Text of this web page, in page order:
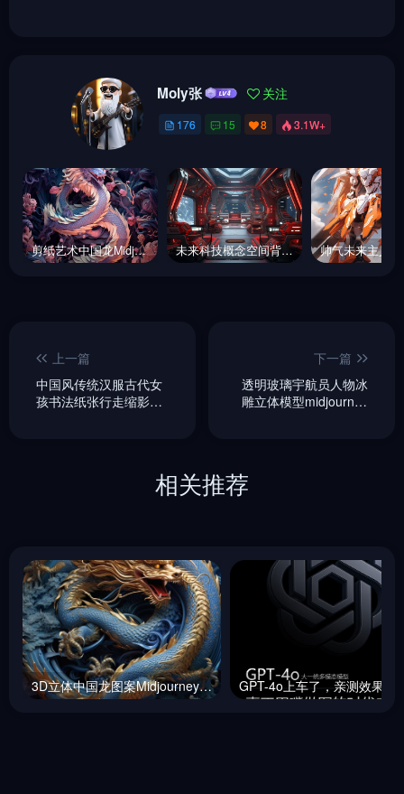
Moly张 关注
176 15 8 3.1W+
剪纸艺术中国龙Midjourney关键词 未来科技概念空间背景Midjourney咒语
上一篇
中国风传统汉服古代女
孩书法纸张行走缩影微
下一篇
透明玻璃宇航员人物冰
雕立体模型midjourney
相关推荐
3D立体中国龙图案Midjourney咒语